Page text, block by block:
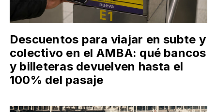
Descuentos para viajar en subte y
colectivo en el AMBA: qué bancos
y billeteras devuelven hasta el
100% del pasaje